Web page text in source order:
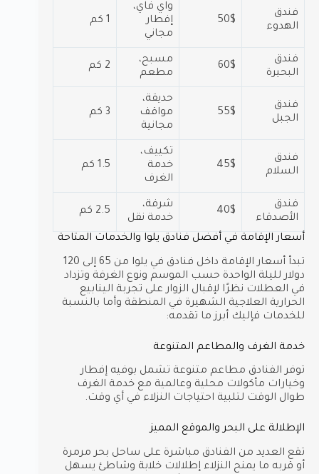
فندق
الهدوء
50$
واي فاي،
إفطار
مجاني
1 كم
فندق
البحيرة
60$
مسبح،
مطعم
2 كم
فندق
الجبل
55$
حديقة،
مواقف
مجانية
3 كم
فندق
السلام
45$
تكييف،
خدمة
الغرف
1.5 كم
فندق
الأصدقاء
40$
شرفة،
خدمة نقل
2.5 كم
أسعار الإقامة في أفضل فنادق يلوا والخدمات المتاحة
تبدأ أسعار الإقامة داخل فنادق في يلوا من 65 إلى 120
دولار لليلة الواحدة حسب الموسم ونوع الغرفة وتزداد
في العطلات نظرًا لإقبال الزوار على تجربة الينابيع
الحرارية العلاجية الشهيرة في المنطقة وأما بالنسبة
للخدمات فإليك أبرز ما تقدمه:
خدمة الغرف والمطاعم المتنوعة
توفر الفنادق مطاعم متنوعة تشمل بوفيه إفطار
وخيارات مأكولات محلية وعالمية مع خدمة الغرف
طوال الوقت لتلبية احتياجات النزلاء في أي وقت.
الإطلالة على البحر والموقع المميز
تقع العديد من الفنادق مباشرة على ساحل بحر مرمرة
أو قربه ما يمنح النزلاء إطلالات خلابة وشاطئ يسهل